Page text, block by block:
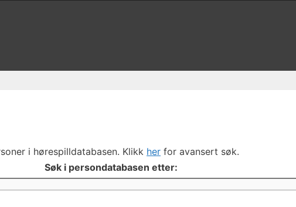
i hørespilldatabasen. Klikk her for avansert søk.
Søk i persondatabasen etter: